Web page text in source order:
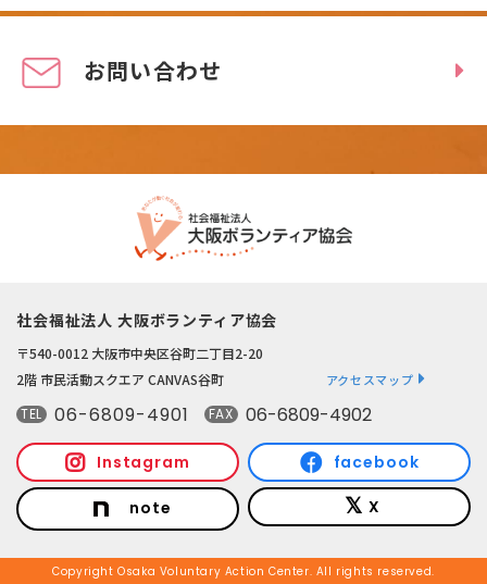
お問い合わせ
社会福祉法人 大阪ボランティア協会
〒540-0012 大阪市中央区谷町二丁目2-20
2階 市民活動スクエア CANVAS谷町
アクセスマップ
TEL 06-6809-4901 FAX 06-6809-4902
Instagram facebook
note X
Copyright Osaka Voluntary Action Center. All rights reserved.